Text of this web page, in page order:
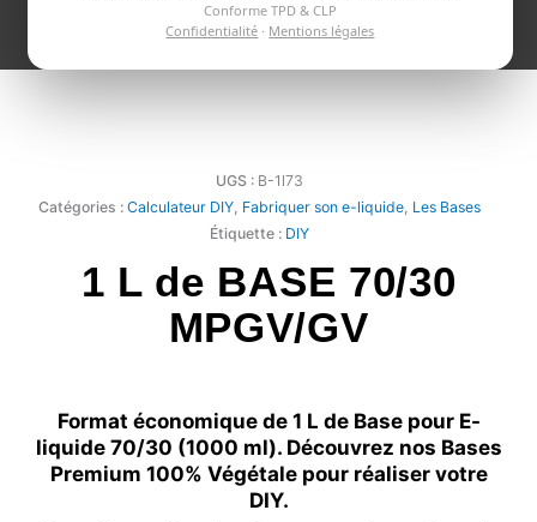
Conforme TPD & CLP
Confidentialité · Mentions légales
UGS : B-1l73
Catégories : Calculateur DIY, Fabriquer son e-liquide, Les Bases
Étiquette : DIY
1 L de BASE 70/30
MPGV/GV
Format économique de 1 L de Base pour E-
liquide 70/30 (1000 ml). Découvrez nos Bases
Premium 100% Végétale pour réaliser votre
DIY.